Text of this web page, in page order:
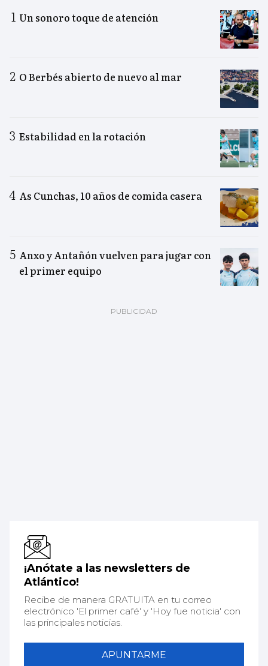
Un sonoro toque de atención
O Berbés abierto de nuevo al mar
Estabilidad en la rotación
As Cunchas, 10 años de comida casera
Anxo y Antañón vuelven para jugar con
el primer equipo
¡Anótate a las newsletters de
Atlántico!
Recibe de manera GRATUITA en tu correo
electrónico 'El primer café' y 'Hoy fue noticia' con
las principales noticias.
APUNTARME